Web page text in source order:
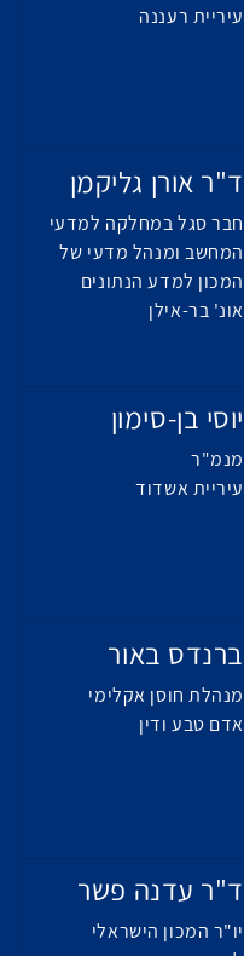
עיריית רעננה
ד"ר אורן גליקמן
חבר סגל במחלקה למדעי
המחשב ומנהל מדעי של
המכון למדע הנתונים
אונ' בר-אילן
יוסי בן-סימון
מנמ"ר
עיריית אשדוד
ברנדס באור
מנהלת חוסן אקלימי
אדם טבע ודין
ד"ר עדנה פשר
יו"ר המכון הישראלי